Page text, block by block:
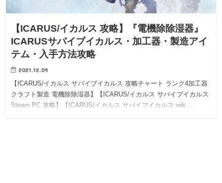
【ICARUS/イカルス 攻略】『電機除除湿器』
ICARUSサバイブイカルス・加工器・製造アイ
テム・入手方法攻略
2021.12.09
【ICARUS/イカルス サバイブイカルス 攻略チャート ランク4加工器
クラフト製造 電機除除湿器】【ICARUS/イカルス サバイブイカルス
Steam PC 攻略】【ICARUS/イカルス サバイブイカルス wik…